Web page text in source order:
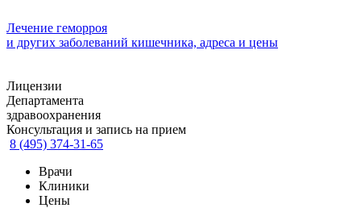
Лечение геморроя
и других заболеваний кишечника, адреса и цены
Лицензии
Департамента
здравоохранения
Консультация и запись на прием
8 (495) 374-31-65
Врачи
Клиники
Цены